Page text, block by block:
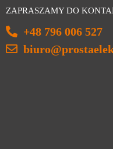
ZAPRASZAMY DO
+48 796 006 527